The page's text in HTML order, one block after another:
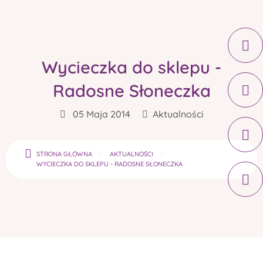
Wycieczka do sklepu -
Radosne Słoneczka
05 Maja 2014 Aktualności
STRONA GŁÓWNA
AKTUALNOŚCI
WYCIECZKA DO SKLEPU - RADOSNE SŁONECZKA